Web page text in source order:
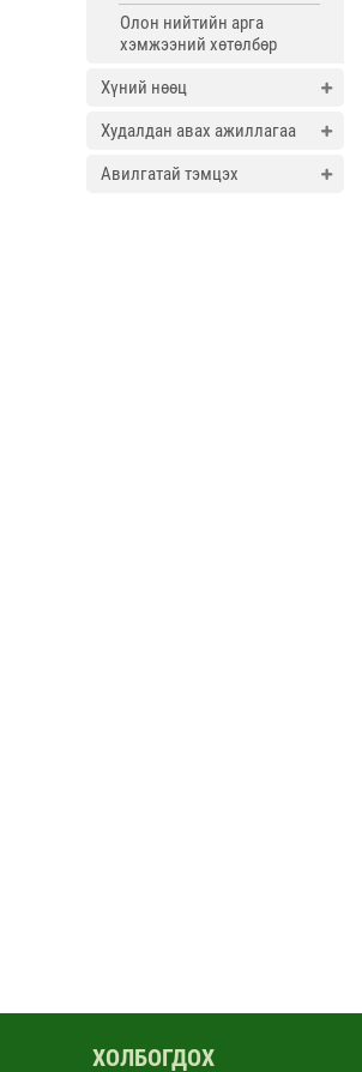
Олон нийтийн арга
хэмжээний хөтөлбөр
Хүний нөөц
Худалдан авах ажиллагаа
Авилгатай тэмцэх
ХОЛБОГДОХ